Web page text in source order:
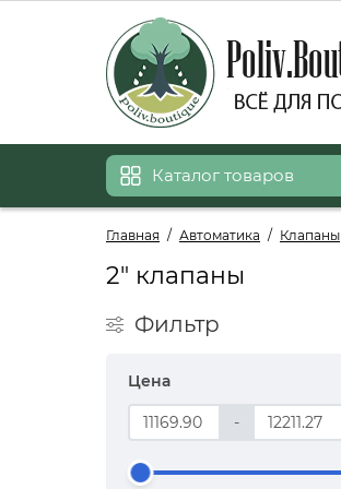
Каталог товаров
Главная Автоматика Клапаны
2" клапаны
Фильтр
Цена
-